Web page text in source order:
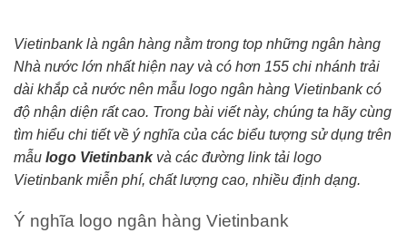
Vietinbank là ngân hàng nằm trong top những ngân hàng
Nhà nước lớn nhất hiện nay và có hơn 155 chi nhánh trải
dài khắp cả nước nên mẫu logo ngân hàng Vietinbank có
độ nhận diện rất cao. Trong bài viết này, chúng ta hãy cùng
tìm hiểu chi tiết về ý nghĩa của các biểu tượng sử dụng trên
mẫu logo Vietinbankvà các đường link tải logo
Vietinbank miễn phí, chất lượng cao, nhiều định dạng.
Ý nghĩa logo ngân hàng Vietinbank